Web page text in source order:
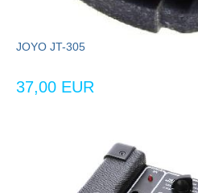
JOYO JT-305
37,00 EUR